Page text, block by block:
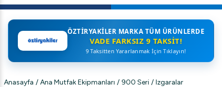
ÖZTIRYAKILER MARKA TÜM ÜRÜNLERDE
VADE FARKSIZ 9 TAKSIT!
9 Taksitten Yararlanmak İçin Tıklayın!
Anasayfa / Ana Mutfak Ekipmanları / 900 Seri / Izgaralar